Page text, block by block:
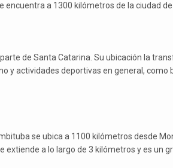
encuentra a 1300 kilómetros de la ciudad
de Santa Catarina. Su ubicación la
y actividades deportivas en general, como
se ubica a 1100 kilómetros desde
extiende a lo largo de 3 kilómetros y es un